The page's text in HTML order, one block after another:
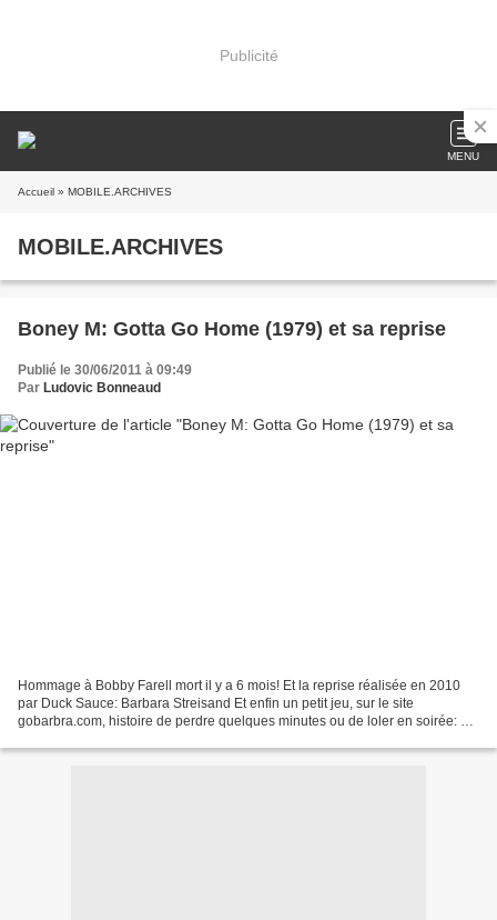
Publicité
MENU
Accueil » MOBILE.ARCHIVES
MOBILE.ARCHIVES
Boney M: Gotta Go Home (1979) et sa reprise
Publié le 30/06/2011 à 09:49
Par Ludovic Bonneaud
Hommage à Bobby Farell mort il y a 6 mois! Et la reprise réalisée en 2010
par Duck Sauce: Barbara Streisand Et enfin un petit jeu, sur le site
gobarbra.com, histoire de perdre quelques minutes ou de loler en soirée: un